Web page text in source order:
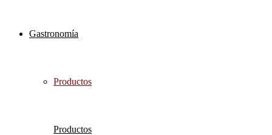
Gastronomía
Productos
Productos